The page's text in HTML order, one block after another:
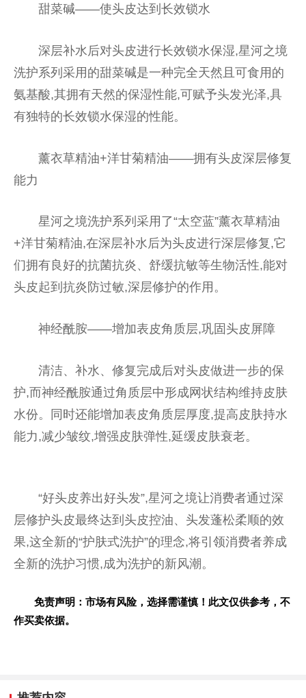
甜菜碱——使头皮达到长效锁水
深层补水后对头皮进行长效锁水保湿,星河之境
洗护系列采用的甜菜碱是一种完全天然且可食用的
氨基酸,其拥有天然的保湿性能,可赋予头发光泽,具
有独特的长效锁水保湿的性能。
薰衣草精油+洋甘菊精油——拥有头皮深层修复
能力
星河之境洗护系列采用了“太空蓝”薰衣草精油
+洋甘菊精油,在深层补水后为头皮进行深层修复,它
们拥有良好的抗菌抗炎、舒缓抗敏等生物活性,能对
头皮起到抗炎防过敏,深层修护的作用。
神经酰胺——增加表皮角质层,巩固头皮屏障
清洁、补水、修复完成后对头皮做进一步的保
护,而神经酰胺通过角质层中形成网状结构维持皮肤
水份。同时还能增加表皮角质层厚度,提高皮肤持水
能力,减少皱纹,增强皮肤弹性,延缓皮肤衰老。
“好头皮养出好头发”,星河之境让消费者通过深
层修护头皮最终达到头皮控油、头发蓬松柔顺的效
果,这全新的“护肤式洗护”的理念,将引领消费者养成
全新的洗护习惯,成为洗护的新风潮。
免责声明：市场有风险，选择需谨慎！此文仅供参考，不
作买卖依据。